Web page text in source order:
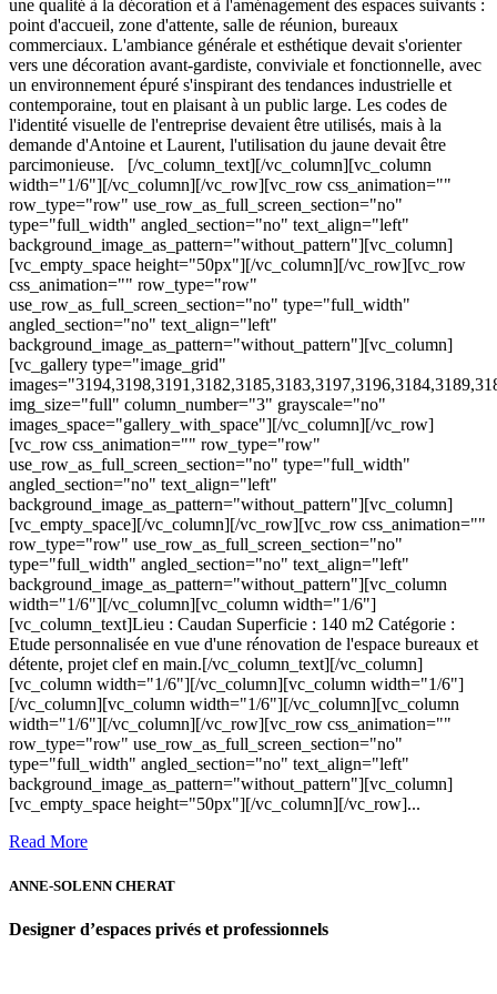
une qualité à la décoration et à l'aménagement des espaces suivants :
point d'accueil, zone d'attente, salle de réunion, bureaux
commerciaux. L'ambiance générale et esthétique devait s'orienter
vers une décoration avant-gardiste, conviviale et fonctionnelle, avec
un environnement épuré s'inspirant des tendances industrielle et
contemporaine, tout en plaisant à un public large. Les codes de
l'identité visuelle de l'entreprise devaient être utilisés, mais à la
demande d'Antoine et Laurent, l'utilisation du jaune devait être
parcimonieuse. [/vc_column_text][/vc_column][vc_column
width="1/6"][/vc_column][/vc_row][vc_row css_animation=""
row_type="row" use_row_as_full_screen_section="no"
type="full_width" angled_section="no" text_align="left"
background_image_as_pattern="without_pattern"][vc_column]
[vc_empty_space height="50px"][/vc_column][/vc_row][vc_row
css_animation="" row_type="row"
use_row_as_full_screen_section="no" type="full_width"
angled_section="no" text_align="left"
background_image_as_pattern="without_pattern"][vc_column]
[vc_gallery type="image_grid"
img_size="full" column_number="3" grayscale="no"
images_space="gallery_with_space"][/vc_column][/vc_row]
[vc_row css_animation="" row_type="row"
use_row_as_full_screen_section="no" type="full_width"
angled_section="no" text_align="left"
background_image_as_pattern="without_pattern"][vc_column]
[vc_empty_space][/vc_column][/vc_row][vc_row css_animation=""
row_type="row" use_row_as_full_screen_section="no"
type="full_width" angled_section="no" text_align="left"
background_image_as_pattern="without_pattern"][vc_column
width="1/6"][/vc_column][vc_column width="1/6"]
[vc_column_text]Lieu : Caudan Superficie : 140 m2 Catégorie :
Etude personnalisée en vue d'une rénovation de l'espace bureaux et
détente, projet clef en main.[/vc_column_text][/vc_column]
[vc_column width="1/6"][/vc_column][vc_column width="1/6"]
[/vc_column][vc_column width="1/6"][/vc_column][vc_column
width="1/6"][/vc_column][/vc_row][vc_row css_animation=""
row_type="row" use_row_as_full_screen_section="no"
type="full_width" angled_section="no" text_align="left"
background_image_as_pattern="without_pattern"][vc_column]
[vc_empty_space height="50px"][/vc_column][/vc_row]...
Read More
ANNE-SOLENN CHERAT
Designer d’espaces privés et professionnels